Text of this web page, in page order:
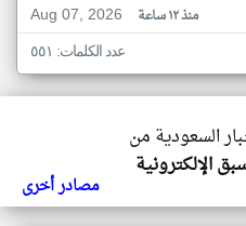
Aug 07, 2026
منذ ١٢ ساعة
عدد الكلمات: ٥٥١
السعودية من
الإلكترونية
مصادر أخرى